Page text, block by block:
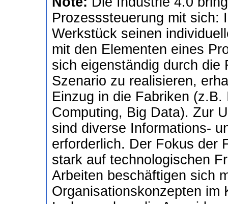
Prozesssteuerung mit sich:
Werkstück seinen
mit den Elementen eines
sich eigenständig durch die
Szenario zu realisieren,
Einzug in die Fabriken
Computing, Big Data). Zur
sind diverse Informations-
erforderlich. Der Fokus der
stark auf technologischen
Arbeiten beschäftigen sich
Organisationskonzepten im